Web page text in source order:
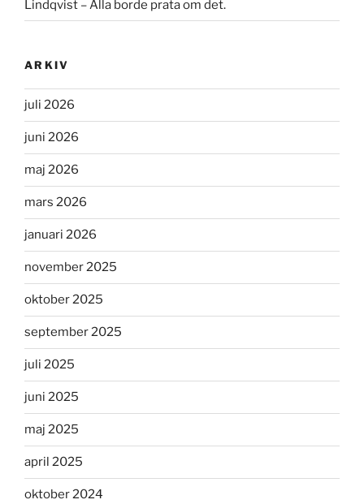
Lindqvist – Alla borde prata om det.
ARKIV
juli 2026
juni 2026
maj 2026
mars 2026
januari 2026
november 2025
oktober 2025
september 2025
juli 2025
juni 2025
maj 2025
april 2025
oktober 2024